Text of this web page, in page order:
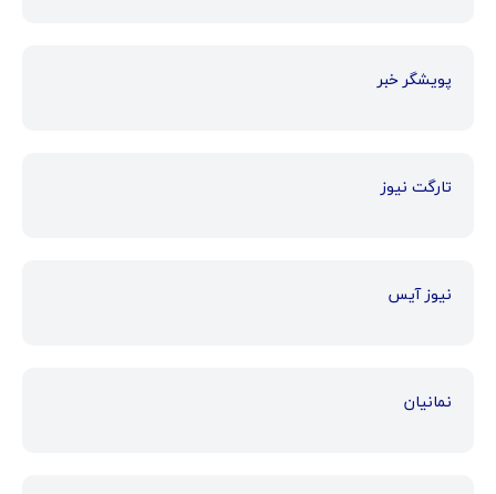
پویشگر خبر
تارگت نیوز
نیوز آیس
نمانیان